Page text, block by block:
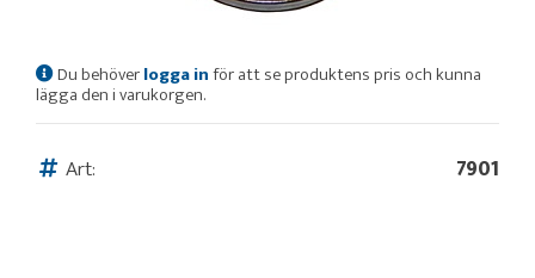
Du behöverlogga inför att se produktens pris och kunna
lägga den i varukorgen.
Art: 7901